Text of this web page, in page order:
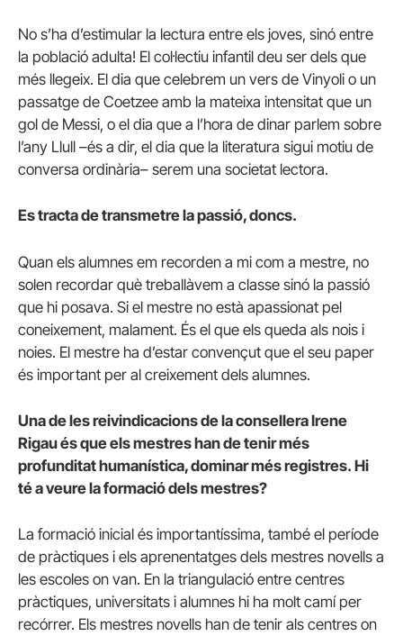
No s’ha d’estimular la lectura entre els joves, sinó entre
la població adulta! El col·lectiu infantil deu ser dels que
més llegeix. El dia que celebrem un vers de Vinyoli o un
passatge de Coetzee amb la mateixa intensitat que un
gol de Messi, o el dia que a l’hora de dinar parlem sobre
l’any Llull –és a dir, el dia que la literatura sigui motiu de
conversa ordinària– serem una societat lectora.
Es tracta de transmetre la passió, doncs.
Quan els alumnes em recorden a mi com a mestre, no
solen recordar què treballàvem a classe sinó la passió
que hi posava. Si el mestre no està apassionat pel
coneixement, malament. És el que els queda als nois i
noies. El mestre ha d’estar convençut que el seu paper
és important per al creixement dels alumnes.
Una de les reivindicacions de la consellera Irene
Rigau és que els mestres han de tenir més
profunditat humanística, dominar més registres. Hi
té a veure la formació dels mestres?
La formació inicial és importantíssima, també el període
de pràctiques i els aprenentatges dels mestres novells a
les escoles on van. En la triangulació entre centres
pràctiques, universitats i alumnes hi ha molt camí per
recórrer. Els mestres novells han de tenir als centres on